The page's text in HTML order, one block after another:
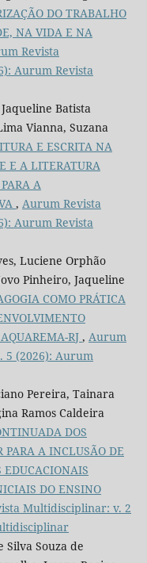
DO TRABALHO
NA VIDA E NA
Revista
Aurum Revista
Batista
Vianna, Suzana
E ESCRITA NA
E A LITERATURA
A
, Aurum Revista
Aurum Revista
Luciene Orphão
Pinheiro, Jaqueline
COMO PRÁTICA
RJ , Aurum
5 (2026): Aurum
Pereira, Tainara
Ramos Caldeira
DOS
PARA A INCLUSÃO DE
EDUCACIONAIS
DO ENSINO
Multidisciplinar: v. 2
Silva Souza de